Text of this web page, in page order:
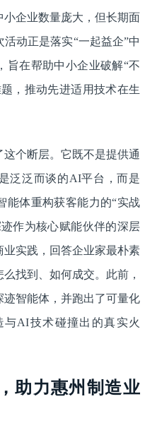
企业数量庞大，但长期面
动正是落实“一起益企”中
旨在帮助中小企业破解“不
，推动先进适用技术在生
个断层。它既不是提供通
泛泛而谈的AI平台，而是
能体重构获客能力的“实战
作为核心赋能伙伴的深层
实践，回答企业家最朴素
找到、如何成交。此前，
智能体，并跑出了可量化
AI技术碰撞出的真实火
助力惠州制造业